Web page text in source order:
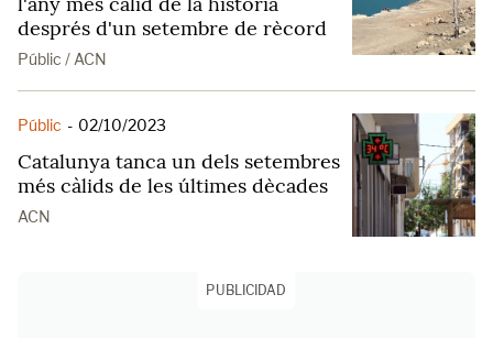
després d'un setembre de rècord
Públic / ACN
Públic - 02/10/2023
Catalunya tanca un dels setembres
més càlids de les últimes dècades
ACN
PUBLICIDAD